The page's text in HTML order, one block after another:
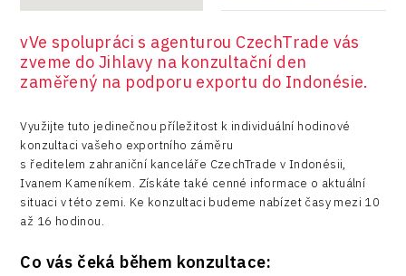
vVe spolupráci s agenturou CzechTrade vás
zveme do Jihlavy na konzultační den
zaměřený na podporu exportu do Indonésie.
Využijte tuto jedinečnou příležitost k individuální hodinové
konzultaci vašeho exportního záměru
s ředitelem zahraniční kanceláře CzechTrade v Indonésii,
Ivanem Kameníkem. Získáte také cenné informace o aktuální
situaci v této zemi. Ke konzultaci budeme nabízet časy mezi 10
až 16 hodinou.
Co vás čeká během konzultace: